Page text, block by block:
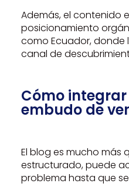
Además, el contenido
posicionamiento
como Ecuador, donde
canal de
Cómo
embudo de
El blog es mucho más
estructurado, puede
problema hasta que